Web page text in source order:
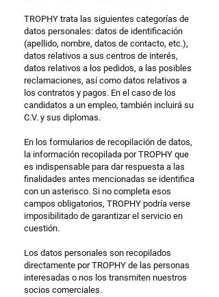
TROPHY trata las siguientes categorías de
datos personales: datos de identificación
(apellido, nombre, datos de contacto, etc.),
datos relativos a sus centros de interés,
datos relativos a los pedidos, a las posibles
reclamaciones, así como datos relativos a
los contratos y pagos. En el caso de los
candidatos a un empleo, también incluirá su
C.V. y sus diplomas.
En los formularios de recopilación de datos,
la información recopilada por TROPHY que
es indispensable para dar respuesta a las
finalidades antes mencionadas se identifica
con un asterisco. Si no completa esos
campos obligatorios, TROPHY podría verse
imposibilitado de garantizar el servicio en
cuestión.
Los datos personales son recopilados
directamente por TROPHY de las personas
interesadas o nos los transmiten nuestros
socios comerciales.